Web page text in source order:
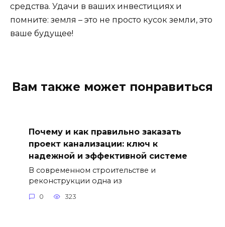
средства. Удачи в ваших инвестициях и
помните: земля – это не просто кусок земли, это
ваше будущее!
Вам также может понравиться
Почему и как правильно заказать
проект канализации: ключ к
надежной и эффективной системе
В современном строительстве и
реконструкции одна из
0 323